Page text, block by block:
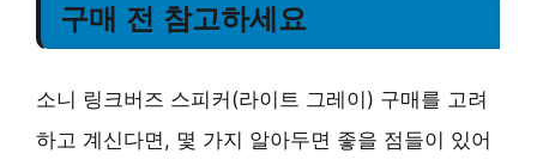
구매 전 참고하세요
소니 링크버즈 스피커(라이트 그레이) 구매를 고려
하고 계신다면, 몇 가지 알아두면 좋을 점들이 있어